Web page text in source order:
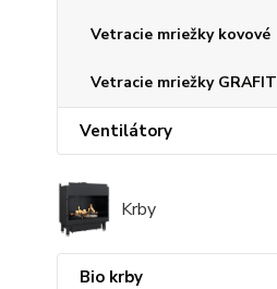
Vetracie mriežky kovové
Vetracie mriežky GRAFIT
Ventilátory
Krby
Bio krby